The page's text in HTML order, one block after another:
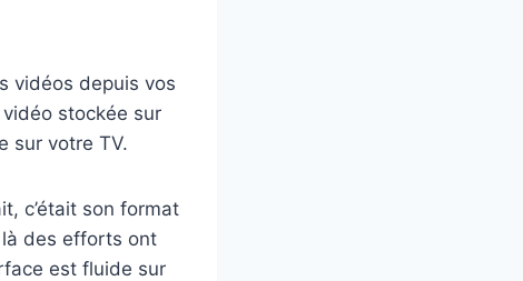
vidéos depuis vos
stockée sur
sur votre TV.
c’était son format
des efforts ont
est fluide sur